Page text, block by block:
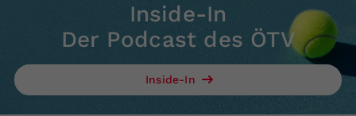
Inside-In
Der Podcast des ÖTV
Inside-In